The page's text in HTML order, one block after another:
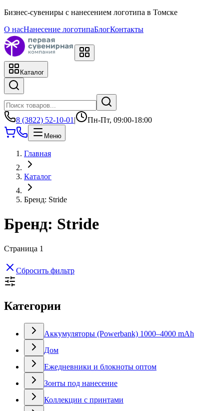
Бизнес-сувениры с нанесением логотипа в Томске
О насНанесение логотипаБлогКонтакты
Каталог
8 (3822) 52-10-01 | Пн-Пт, 09:00-18:00
Меню
Главная
Каталог
Бренд: Stride
Бренд: Stride
Страница 1
Сбросить фильтр
Категории
Аккумуляторы (Powerbank) 1000–4000 mAh
Дом
Ежедневники и блокноты оптом
Зонты под нанесение
Коллекции с принтами